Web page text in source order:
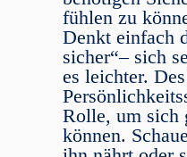
fühlen zu
Denkt einfach
sicher“– sich
es leichter.
Rolle, um sich
können.